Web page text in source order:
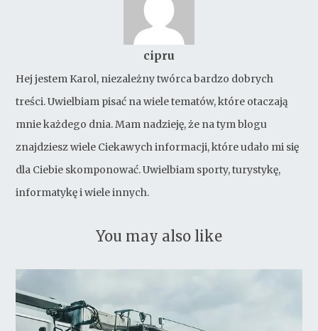
cipru
Hej jestem Karol, niezależny twórca bardzo dobrych
treści. Uwielbiam pisać na wiele tematów, które otaczają
mnie każdego dnia. Mam nadzieję, że na tym blogu
znajdziesz wiele Ciekawych informacji, które udało mi się
dla Ciebie skomponować. Uwielbiam sporty, turystykę,
informatykę i wiele innych.
You may also like